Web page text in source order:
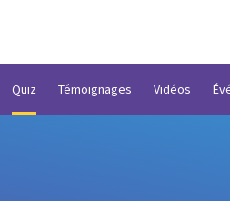
Quiz Témoignages Vidéos